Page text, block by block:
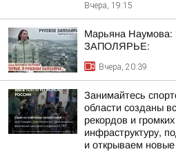
Вчера, 19:15
Марьяна
ЗАПОЛЯРЬЕ:
Вчера, 20:39
Занимайтесь
области созданы
рекордов и
инфраструктуру,
и открываем